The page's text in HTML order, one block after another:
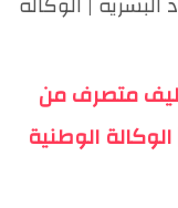
متصرف من
الوطنية